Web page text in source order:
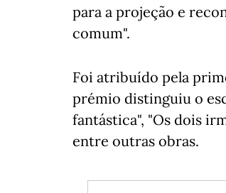
para a projeção e
comum".
Foi atribuído pela
prémio distinguiu o
fantástica", "Os dois
entre outras obras.